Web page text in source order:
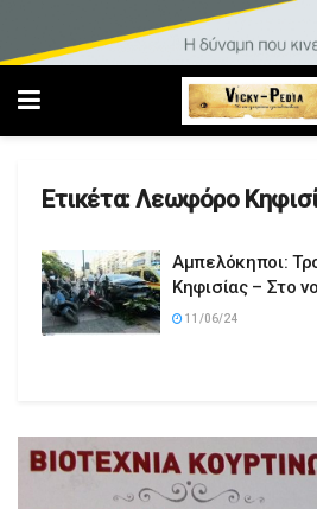
Ετικέτα:Λεωφόρο
Αμπελόκηποι:
Κηφισίας – Στο
11/06/24